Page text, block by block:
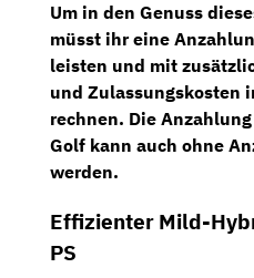
Um in den Genuss
müsst ihr eine
leisten und mit
und Zulassungskosten
rechnen. Die
Golf kann auch ohne
werden.
Effizienter Mild-
PS